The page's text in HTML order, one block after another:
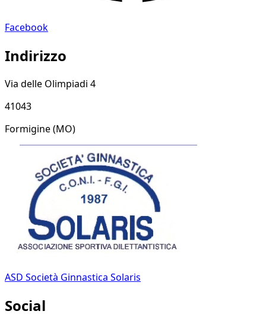
Facebook
Indirizzo
Via delle Olimpiadi 4
41043
Formigine(MO)
ASD Società Ginnastica Solaris
Social